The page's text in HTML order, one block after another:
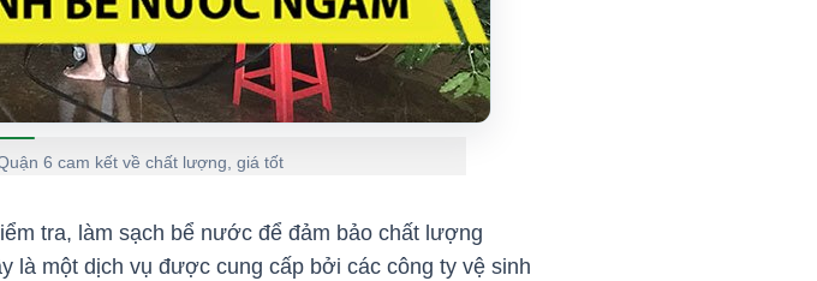
6 cam kết về chất lượng, giá tốt
tra, làm sạch bể nước để đảm bảo chất lượng
là một dịch vụ được cung cấp bởi các công ty vệ sinh